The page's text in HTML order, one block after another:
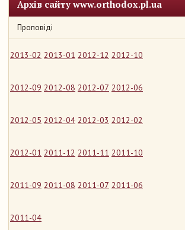
Архів сайту www.orthodox.pl.ua
Проповіді
2013-02 2013-01 2012-12 2012-10
2012-09 2012-08 2012-07 2012-06
2012-05 2012-04 2012-03 2012-02
2012-01 2011-12 2011-11 2011-10
2011-09 2011-08 2011-07 2011-06
2011-04